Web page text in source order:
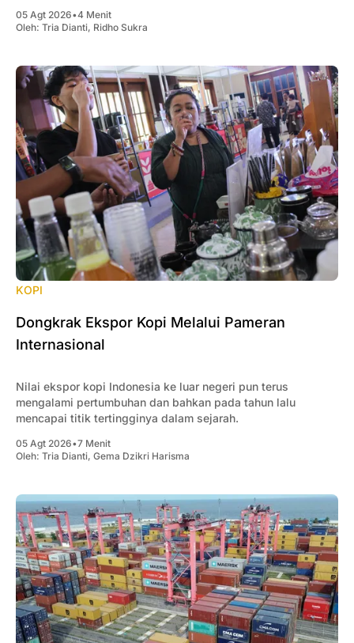
05 Agt 2026•4 Menit
Oleh: Tria Dianti, Ridho Sukra
KOPI
Dongkrak Ekspor Kopi Melalui Pameran
Internasional
Nilai ekspor kopi Indonesia ke luar negeri pun terus
mengalami pertumbuhan dan bahkan pada tahun lalu
mencapai titik tertingginya dalam sejarah.
05 Agt 2026•7 Menit
Oleh: Tria Dianti, Gema Dzikri Harisma